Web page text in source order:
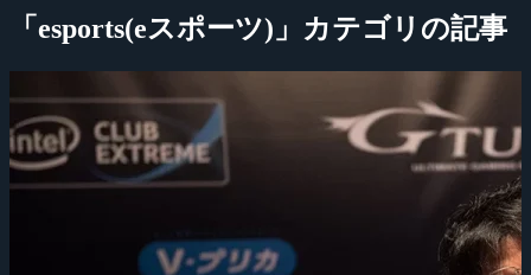
「esports(eスポーツ)」カテゴリの記事